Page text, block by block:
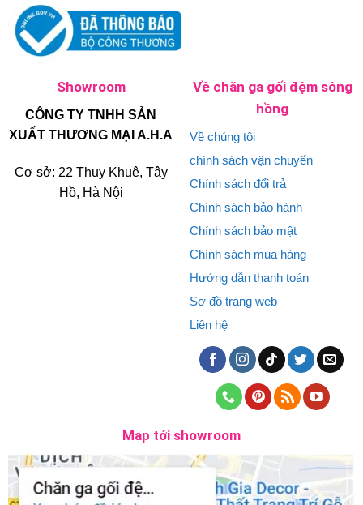
Showroom
CÔNG TY TNHH SẢN
XUẤT THƯƠNG MẠI A.H.A
Cơ sở: 22 Thụy Khuê, Tây
Hồ, Hà Nội
Về chăn ga gối đệm sông
hồng
Về chúng tôi
chính sách vận chuyển
Chính sách đổi trả
Chính sách bảo hành
Chính sách bảo mật
Chính sách mua hàng
Hướng dẫn thanh toán
Sơ đồ trang web
Liên hệ
Map tới showroom